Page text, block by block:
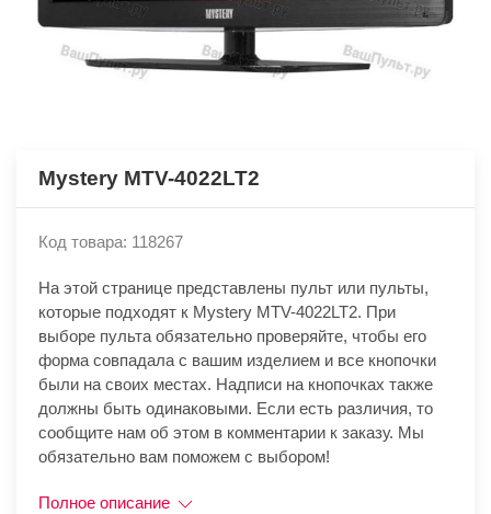
Mystery MTV-4022LT2
Код товара: 118267
На этой странице представлены пульт или пульты,
которые подходят к Mystery MTV-4022LT2. При
выборе пульта обязательно проверяйте, чтобы его
форма совпадала с вашим изделием и все кнопочки
были на своих местах. Надписи на кнопочках также
должны быть одинаковыми. Если есть различия, то
сообщите нам об этом в комментарии к заказу. Мы
обязательно вам поможем с выбором!
Полное описание